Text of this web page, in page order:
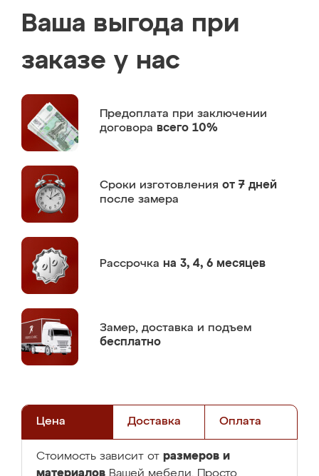
Ваша выгода при
заказе у нас
Предоплата при заключении
договора всего 10%
Сроки изготовления от 7 дней
после замера
Рассрочка на 3, 4, 6 месяцев
Замер, доставка и подъем
бесплатно
Цена Доставка Оплата
Стоимость зависит от размеров и
материалов